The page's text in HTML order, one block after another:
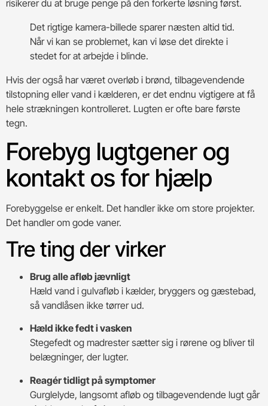
risikerer du at bruge penge på den forkerte løsning først.
Det rigtige kamera-billede sparer næsten altid tid.
Når vi kan se problemet, kan vi løse det direkte i
stedet for at arbejde i blinde.
Hvis der også har været overløb i brønd, tilbagevendende
tilstopning eller vand i kælderen, er det endnu vigtigere at få
hele strækningen kontrolleret. Lugten er ofte bare første
tegn.
Forebyg lugtgener og
kontakt os for hjælp
Forebyggelse er enkelt. Det handler ikke om store projekter.
Det handler om gode vaner.
Tre ting der virker
Brug alle afløb jævnligt
Hæld vand i gulvafløb i kælder, bryggers og gæstebad,
så vandlåsen ikke tørrer ud.
Hæld ikke fedt i vasken
Stegefedt og madrester sætter sig i rørene og bliver til
belægninger, der lugter.
Reagér tidligt på symptomer
Gurglelyde, langsomt afløb og tilbagevendende lugt går